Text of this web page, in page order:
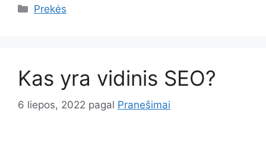
Kategorijos
Prekės
Kas yra vidinis SEO?
6 liepos, 2022 pagal Pranešimai